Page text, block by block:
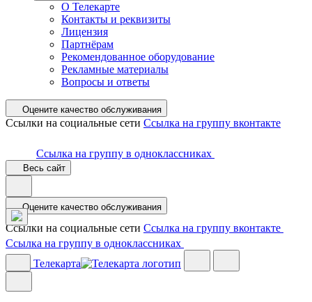
О Телекарте
Контакты и реквизиты
Лицензия
Партнёрам
Рекомендованное оборудование
Рекламные материалы
Вопросы и ответы
Оцените качество обслуживания
Ссылки на социальные сети Ссылка на группу вконтакте
Ссылка на группу в одноклассниках
Весь сайт
Оцените качество обслуживания
Ссылки на социальные сети Ссылка на группу вконтакте
Ссылка на группу в одноклассниках
Телекарта